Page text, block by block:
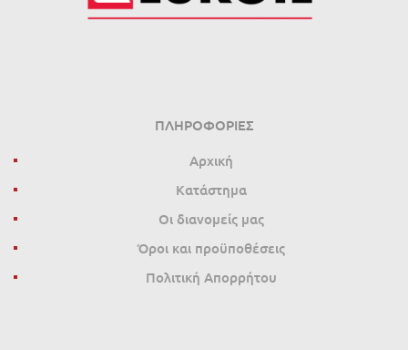
ΠΛΗΡΟΦΟΡΊΕΣ
Αρχική
Κατάστημα
Οι διανομείς μας
Όροι και προϋποθέσεις
Πολιτική Απορρήτου